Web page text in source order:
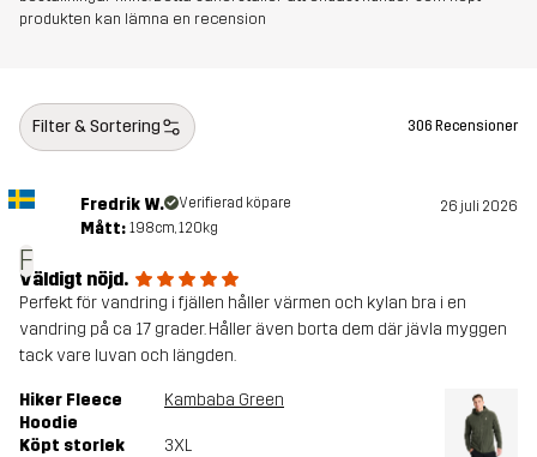
produkten kan lämna en recension
Filter & Sortering 306 Recensioner
F
Fredrik W. Verifierad köpare 26 juli 2026
Mått: 198cm, 120kg
Väldigt nöjd.
Perfekt för vandring i fjällen håller värmen och kylan bra i en
vandring på ca 17 grader. Håller även borta dem där jävla myggen
tack vare luvan och längden.
Hiker Fleece
Hoodie
Kambaba Green
Köpt storlek 3XL